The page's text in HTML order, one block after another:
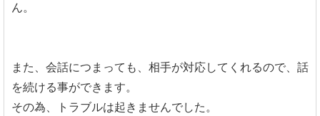
ん。
また、会話につまっても、相手が対応してくれるので、話
を続ける事ができます。
その為、トラブルは起きませんでした。